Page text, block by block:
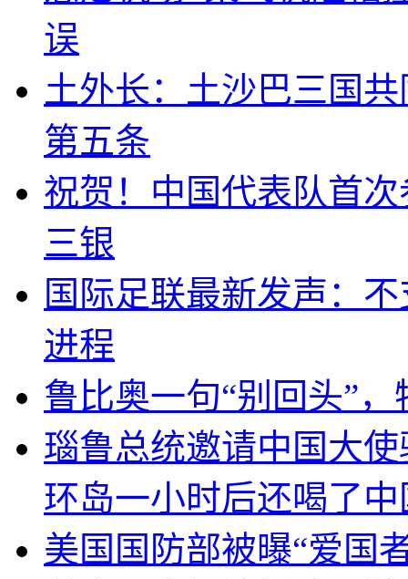
误
土外长：土沙巴三国
第五条
祝贺！中国代表队首
三银
国际足联最新发声：
进程
鲁比奥一句“别回头”
瑙鲁总统邀请中国大
环岛一小时后还喝了
美国国防部被曝“爱国